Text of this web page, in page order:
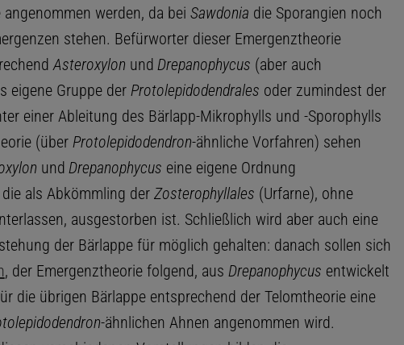
werden, da bei Sawdonia die Sporangien noch
stehen. Befürworter dieser Emergenztheorie
Asteroxylon und Drepanophycus (aber auch
eigene Gruppe der Protolepidodendrales oder zumindest der
einer Ableitung des Bärlapp-Mikrophylls und -Sporophylls
(über Protolepidodendron-ähnliche Vorfahren) sehen
und Drepanophycus eine eigene Ordnung
die als Abkömmling der Zosterophyllales (Urfarne), ohne
ausgestorben ist. Schließlich wird aber auch eine
der Bärlappe für möglich gehalten: danach sollen sich
, der Emergenztheorie folgend, aus Drepanophycus entwickelt
die übrigen Bärlappe entsprechend der Telomtheorie eine
-ähnlichen Ahnen angenommen wird.